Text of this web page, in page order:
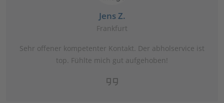
Jens Z.
Frankfurt
Sehr offener kompetenter Kontakt. Der abholservice ist
top. Fühlte mich gut aufgehoben!